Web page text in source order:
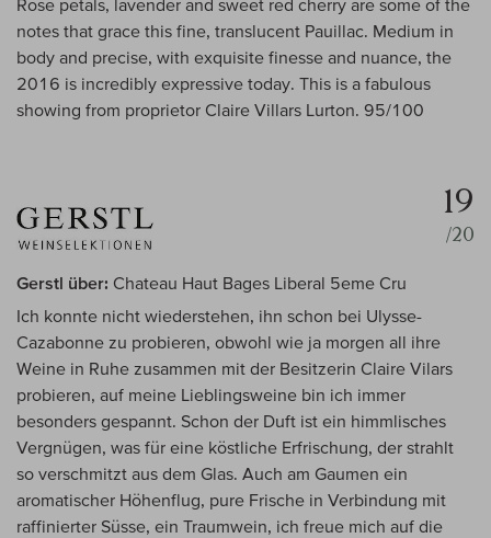
Rose petals, lavender and sweet red cherry are some of the
notes that grace this fine, translucent Pauillac. Medium in
body and precise, with exquisite finesse and nuance, the
2016 is incredibly expressive today. This is a fabulous
showing from proprietor Claire Villars Lurton. 95/100
19
/20
Gerstl über: Chateau Haut Bages Liberal 5eme Cru
Ich konnte nicht wiederstehen, ihn schon bei Ulysse-
Cazabonne zu probieren, obwohl wie ja morgen all ihre
Weine in Ruhe zusammen mit der Besitzerin Claire Vilars
probieren, auf meine Lieblingsweine bin ich immer
besonders gespannt. Schon der Duft ist ein himmlisches
Vergnügen, was für eine köstliche Erfrischung, der strahlt
so verschmitzt aus dem Glas. Auch am Gaumen ein
aromatischer Höhenflug, pure Frische in Verbindung mit
raffinierter Süsse, ein Traumwein, ich freue mich auf die